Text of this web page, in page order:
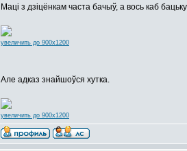
Маці з дзіцёнкам часта бачыў, а вось каб
увеличить до 900x1200
Але адказ знайшоўся хутка.
увеличить до 900x1200